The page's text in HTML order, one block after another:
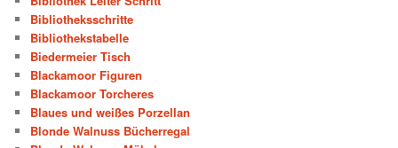
Bibliotheksschritte
Bibliothekstabelle
Biedermeier Tisch
Blackamoor Figuren
Blackamoor Torcheres
Blaues und weißes Porzellan
Blonde Walnuss Bücherregal